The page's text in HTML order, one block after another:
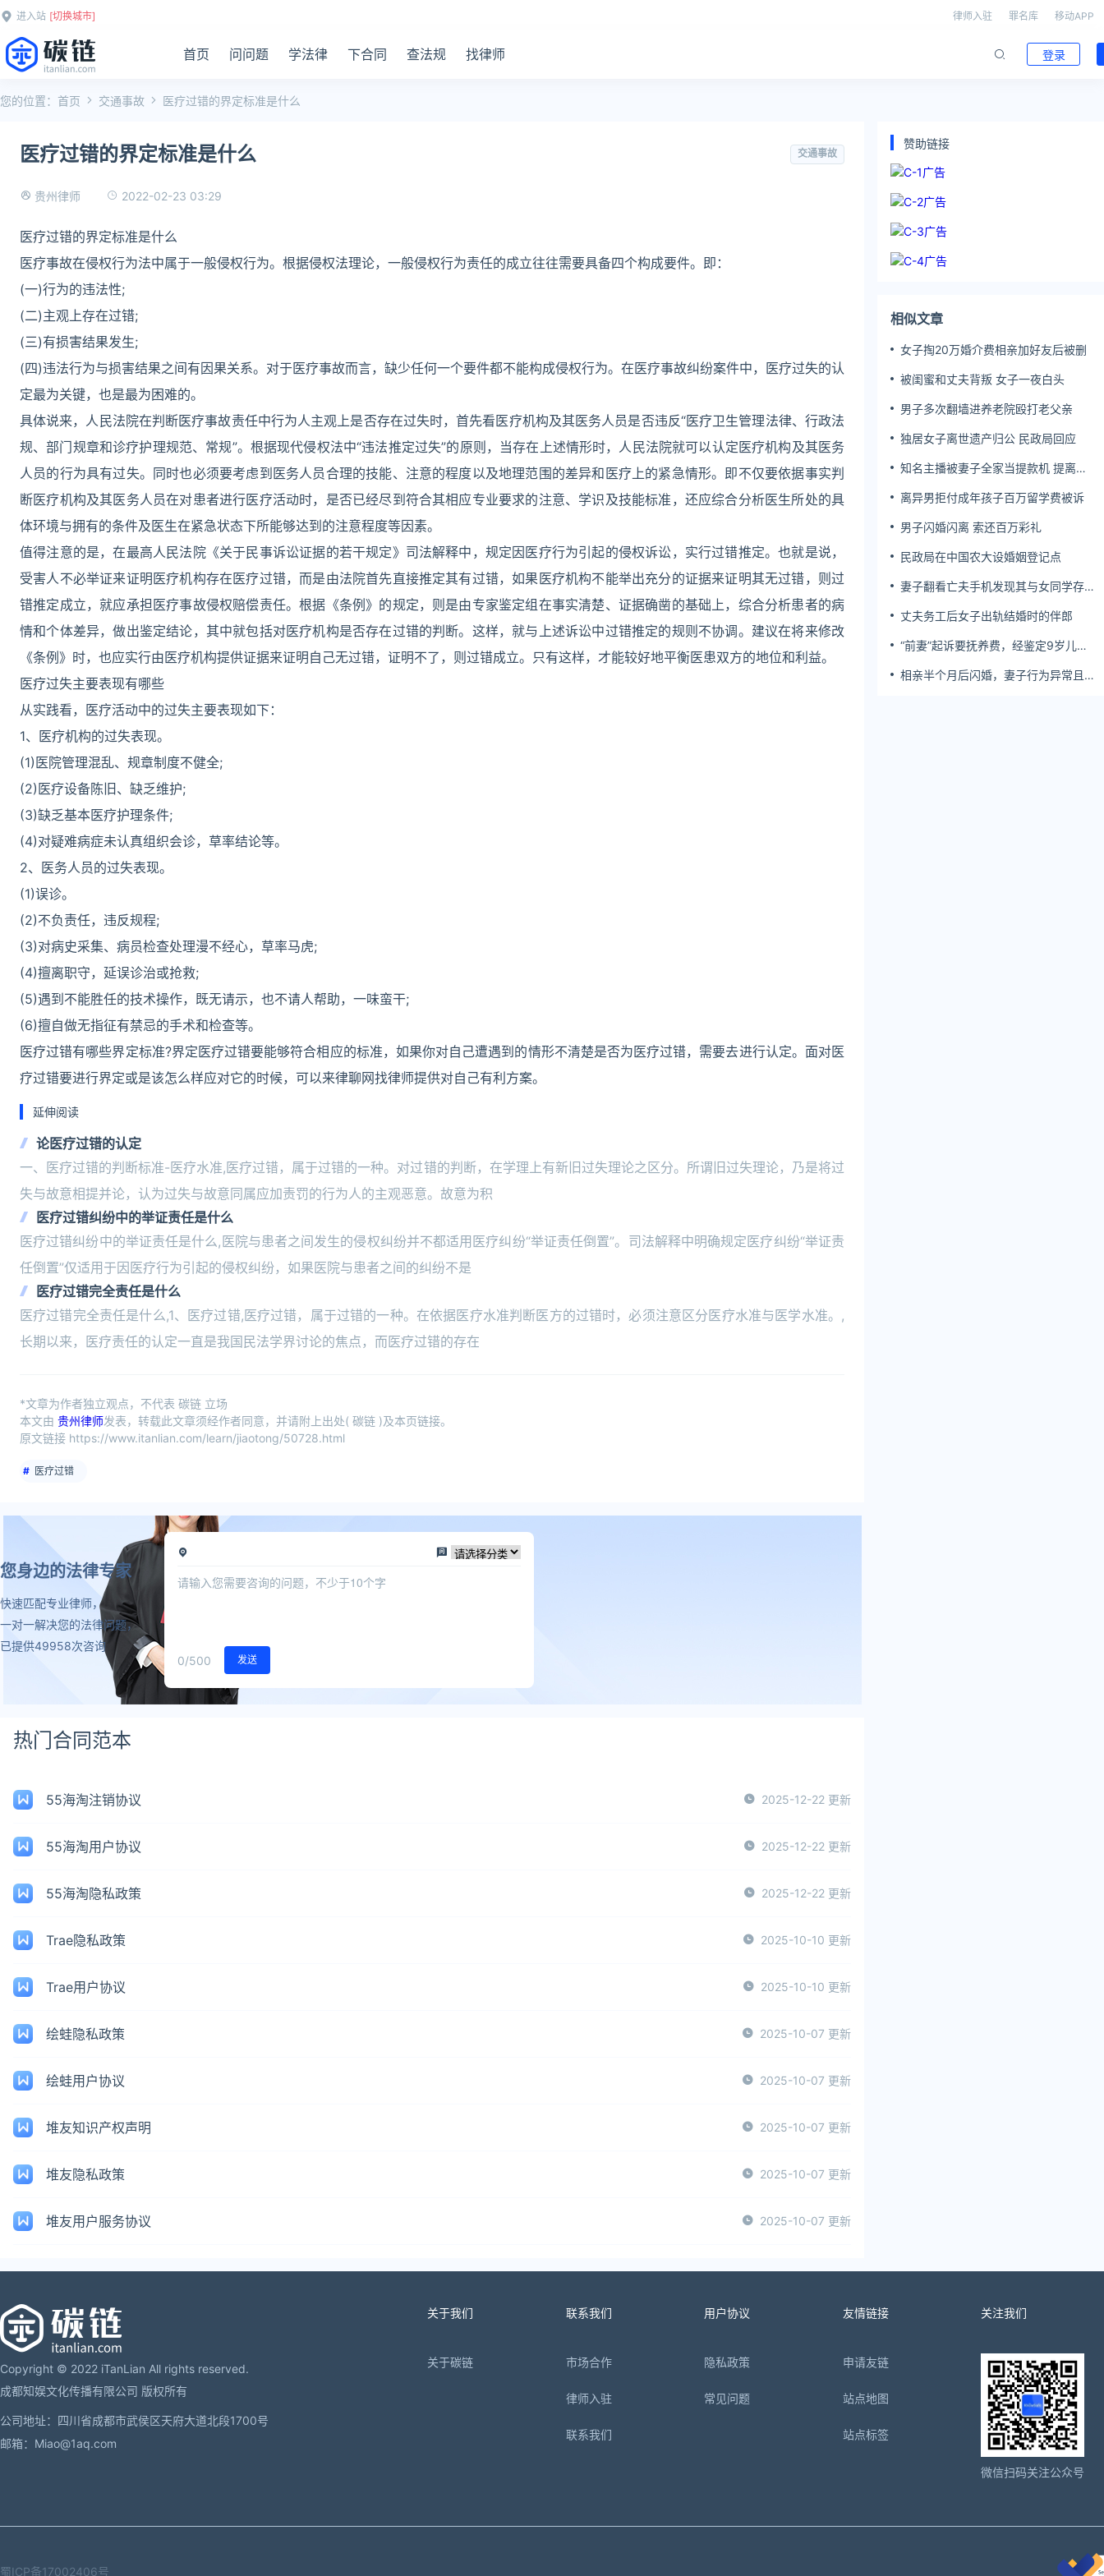
进入站 [切换城市] 律师入驻 罪名库 移动APP
首页 问问题 学法律 下合同 查法规 找律师 登录
您的位置： 首页 交通事故 医疗过错的界定标准是什么
医疗过错的界定标准是什么 交通事故
贵州律师 2022-02-23 03:29
医疗过错的界定标准是什么
医疗事故在侵权行为法中属于一般侵权行为。根据侵权法理论，一般侵权行为责任的成立往往需要具备四个构成要件。即：
(一)行为的违法性;
(二)主观上存在过错;
(三)有损害结果发生;
(四)违法行为与损害结果之间有因果关系。对于医疗事故而言，缺少任何一个要件都不能构成侵权行为。在医疗事故纠纷案件中，医疗过失的认
定最为关键，也是最为困难的。
具体说来，人民法院在判断医疗事故责任中行为人主观上是否存在过失时，首先看医疗机构及其医务人员是否违反“医疗卫生管理法律、行政法
规、部门规章和诊疗护理规范、常规”。根据现代侵权法中“违法推定过失”的原则，当存在上述情形时，人民法院就可以认定医疗机构及其医务
人员的行为具有过失。同时也必须要考虑到医务人员合理的技能、注意的程度以及地理范围的差异和医疗上的紧急情形。即不仅要依据事实判
断医疗机构及其医务人员在对患者进行医疗活动时，是否已经尽到符合其相应专业要求的注意、学识及技能标准，还应综合分析医生所处的具
体环境与拥有的条件及医生在紧急状态下所能够达到的注意程度等因素。
值得注意的是，在最高人民法院《关于民事诉讼证据的若干规定》司法解释中，规定因医疗行为引起的侵权诉讼，实行过错推定。也就是说，
受害人不必举证来证明医疗机构存在医疗过错，而是由法院首先直接推定其有过错，如果医疗机构不能举出充分的证据来证明其无过错，则过
错推定成立，就应承担医疗事故侵权赔偿责任。根据《条例》的规定，则是由专家鉴定组在事实清楚、证据确凿的基础上，综合分析患者的病
情和个体差异，做出鉴定结论，其中就包括对医疗机构是否存在过错的判断。这样，就与上述诉讼中过错推定的规则不协调。建议在将来修改
《条例》时，也应实行由医疗机构提供证据来证明自己无过错，证明不了，则过错成立。只有这样，才能较好地平衡医患双方的地位和利益。
医疗过失主要表现有哪些
从实践看，医疗活动中的过失主要表现如下：
1、医疗机构的过失表现。
(1)医院管理混乱、规章制度不健全;
(2)医疗设备陈旧、缺乏维护;
(3)缺乏基本医疗护理条件;
(4)对疑难病症未认真组织会诊，草率结论等。
2、医务人员的过失表现。
(1)误诊。
(2)不负责任，违反规程;
(3)对病史采集、病员检查处理漫不经心，草率马虎;
(4)擅离职守，延误诊治或抢救;
(5)遇到不能胜任的技术操作，既无请示，也不请人帮助，一味蛮干;
(6)擅自做无指征有禁忌的手术和检查等。
医疗过错有哪些界定标准?界定医疗过错要能够符合相应的标准，如果你对自己遭遇到的情形不清楚是否为医疗过错，需要去进行认定。面对医
疗过错要进行界定或是该怎么样应对它的时候，可以来律聊网找律师提供对自己有利方案。
延伸阅读
论医疗过错的认定
一、医疗过错的判断标准-医疗水准,医疗过错，属于过错的一种。对过错的判断，在学理上有新旧过失理论之区分。所谓旧过失理论，乃是将过
失与故意相提并论，认为过失与故意同属应加责罚的行为人的主观恶意。故意为积
医疗过错纠纷中的举证责任是什么
医疗过错纠纷中的举证责任是什么,医院与患者之间发生的侵权纠纷并不都适用医疗纠纷“举证责任倒置”。司法解释中明确规定医疗纠纷“举证责
任倒置”仅适用于因医疗行为引起的侵权纠纷，如果医院与患者之间的纠纷不是
医疗过错完全责任是什么
医疗过错完全责任是什么,1、医疗过错,医疗过错，属于过错的一种。在依据医疗水准判断医方的过错时，必须注意区分医疗水准与医学水准。,
长期以来，医疗责任的认定一直是我国民法学界讨论的焦点，而医疗过错的存在
*文章为作者独立观点，不代表 碳链 立场
本文由 贵州律师发表，转载此文章须经作者同意，并请附上出处( 碳链 )及本页链接。
原文链接 https://www.itanlian.com/learn/jiaotong/50728.html
医疗过错
您身边的法律专家
快速匹配专业律师，
一对一解决您的法律问题，
已提供49958次咨询
0/500 发送
热门合同范本
55海淘注销协议 2025-12-22 更新
55海淘用户协议 2025-12-22 更新
55海淘隐私政策 2025-12-22 更新
Trae隐私政策 2025-10-10 更新
Trae用户协议 2025-10-10 更新
绘蛙隐私政策 2025-10-07 更新
绘蛙用户协议 2025-10-07 更新
堆友知识产权声明 2025-10-07 更新
堆友隐私政策 2025-10-07 更新
堆友用户服务协议 2025-10-07 更新
赞助链接
相似文章
女子掏20万婚介费相亲加好友后被删
被闺蜜和丈夫背叛 女子一夜白头
男子多次翻墙进养老院殴打老父亲
独居女子离世遗产归公 民政局回应
知名主播被妻子全家当提款机 提离婚
离异男拒付成年孩子百万留学费被诉
男子闪婚闪离 索还百万彩礼
民政局在中国农大设婚姻登记点
妻子翻看亡夫手机发现其与女同学存婚
丈夫务工后女子出轨结婚时的伴郎
“前妻”起诉要抚养费，经鉴定9岁儿子
相亲半个月后闪婚，妻子行为异常且持
Copyright © 2022 iTanLian All rights reserved.
成都知娱文化传播有限公司 版权所有
公司地址：四川省成都市武侯区天府大道北段1700号
邮箱：Miao@1aq.com
关于我们
关于碳链
联系我们
市场合作
律师入驻
联系我们
用户协议
隐私政策
常见问题
友情链接
申请友链
站点地图
站点标签
关注我们
微信扫码关注公众号
蜀ICP备17002406号